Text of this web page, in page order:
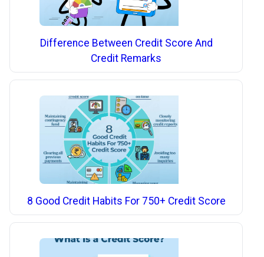
Difference Between Credit Score And
Credit Remarks
8 Good Credit Habits For 750+ Credit Score